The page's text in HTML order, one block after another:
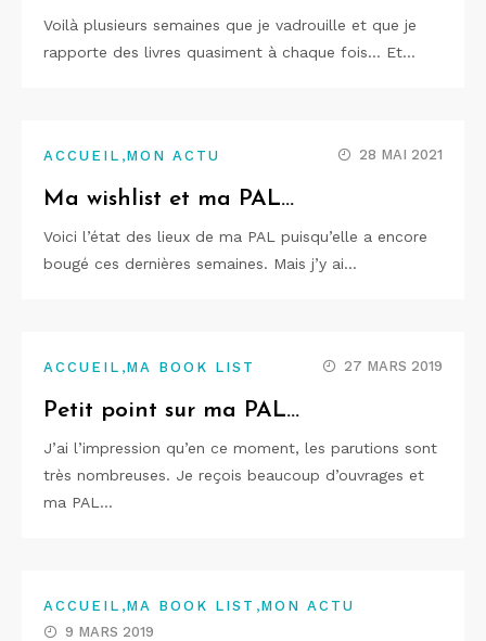
Voilà plusieurs semaines que je vadrouille et que je
rapporte des livres quasiment à chaque fois… Et…
ACCUEIL ,MON ACTU 28 MAI 2021
Ma wishlist et ma PAL…
Voici l’état des lieux de ma PAL puisqu’elle a encore
bougé ces dernières semaines. Mais j’y ai…
ACCUEIL ,MA BOOK LIST 27 MARS 2019
Petit point sur ma PAL…
J’ai l’impression qu’en ce moment, les parutions sont
très nombreuses. Je reçois beaucoup d’ouvrages et
ma PAL…
ACCUEIL ,MA BOOK LIST ,MON ACTU
9 MARS 2019